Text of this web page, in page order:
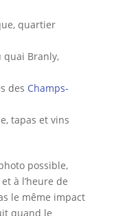
quartier
quai Branly,
des Champs-
tapas et vins
possible,
à l’heure de
le même impact
quand le